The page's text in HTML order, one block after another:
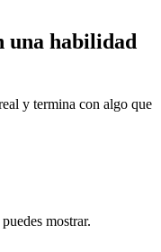
una habilidad
y termina con algo que
mostrar.